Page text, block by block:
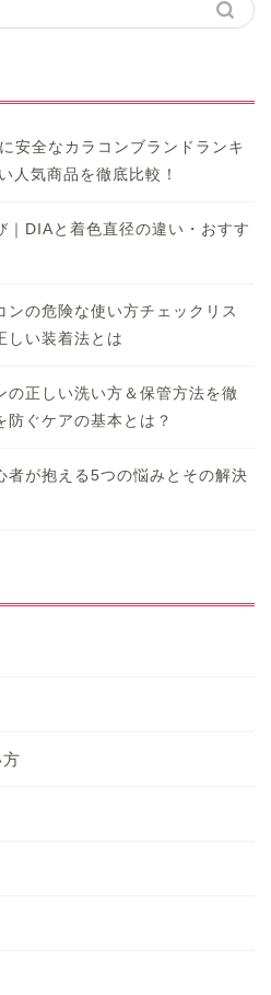
安全なカラコンブランドランキ
人気商品を徹底比較！
｜DIAと着色直径の違い・おすす
ンの危険な使い方チェックリス
しい装着法とは
の正しい洗い方＆保管方法を徹
防ぐケアの基本とは？
者が抱える5つの悩みとその解決